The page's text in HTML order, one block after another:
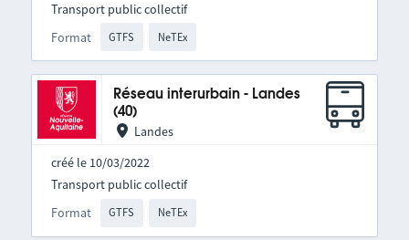
Format GTFS NeTEx
Transport public collectif
Réseau interurbain - Landes
(40)
Landes
créé le 10/03/2022
Format GTFS NeTEx
Transport public collectif